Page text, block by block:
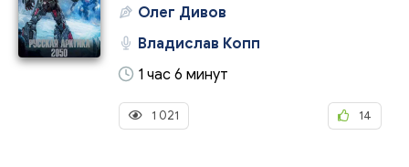
Олег Дивов
Владислав Копп
1 час 6 минут
1 021 14